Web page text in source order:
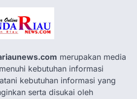
merupakan media
kebutuhan informasi
kebutuhan informasi yang
serta disukai oleh